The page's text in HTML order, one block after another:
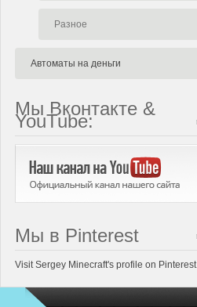
Разное
Автоматы на деньги
Мы Вконтакте &
YouTube:
Мы в Pinterest
Visit Sergey Minecraft's profile on Pinterest.